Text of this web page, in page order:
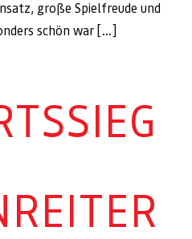
große Spielfreude und
schön war […]